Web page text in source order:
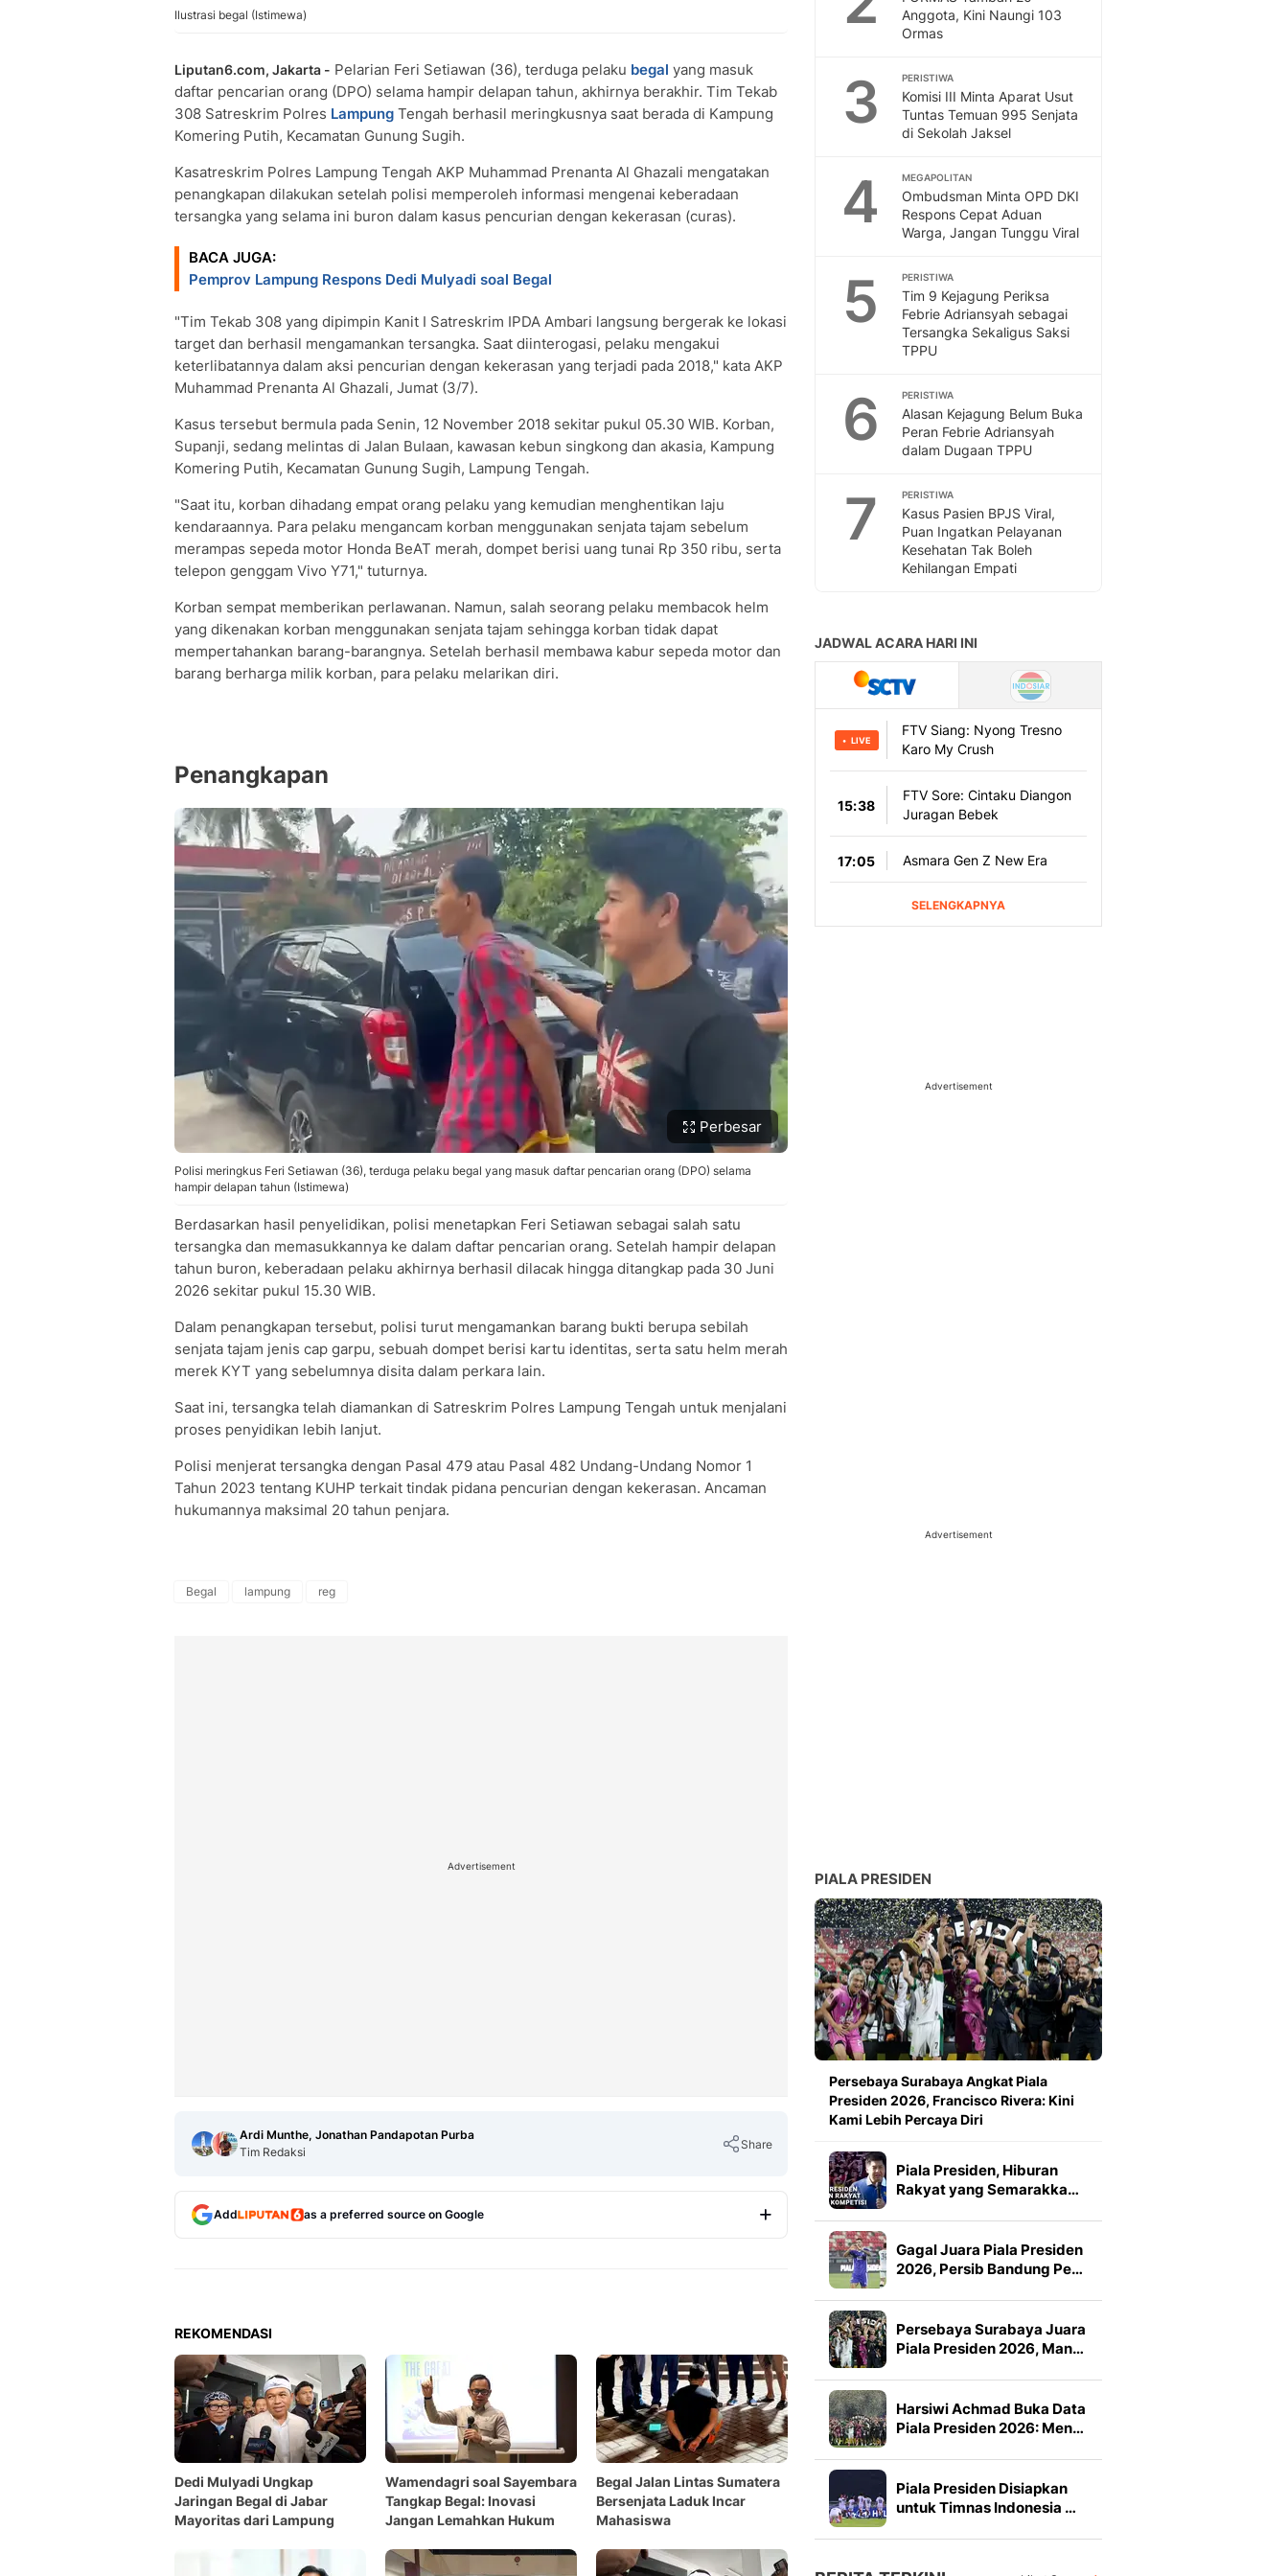
Ilustrasi begal (Istimewa)
Liputan6.com, Jakarta - Pelarian Feri Setiawan (36), terduga pelaku begal yang masuk
daftar pencarian orang (DPO) selama hampir delapan tahun, akhirnya berakhir. Tim Tekab
308 Satreskrim Polres Lampung Tengah berhasil meringkusnya saat berada di Kampung
Komering Putih, Kecamatan Gunung Sugih.
Kasatreskrim Polres Lampung Tengah AKP Muhammad Prenanta Al Ghazali mengatakan
penangkapan dilakukan setelah polisi memperoleh informasi mengenai keberadaan
tersangka yang selama ini buron dalam kasus pencurian dengan kekerasan (curas).
BACA JUGA:
Pemprov Lampung Respons Dedi Mulyadi soal Begal
"Tim Tekab 308 yang dipimpin Kanit I Satreskrim IPDA Ambari langsung bergerak ke lokasi
target dan berhasil mengamankan tersangka. Saat diinterogasi, pelaku mengakui
keterlibatannya dalam aksi pencurian dengan kekerasan yang terjadi pada 2018," kata AKP
Muhammad Prenanta Al Ghazali, Jumat (3/7).
Kasus tersebut bermula pada Senin, 12 November 2018 sekitar pukul 05.30 WIB. Korban,
Supanji, sedang melintas di Jalan Bulaan, kawasan kebun singkong dan akasia, Kampung
Komering Putih, Kecamatan Gunung Sugih, Lampung Tengah.
"Saat itu, korban dihadang empat orang pelaku yang kemudian menghentikan laju
kendaraannya. Para pelaku mengancam korban menggunakan senjata tajam sebelum
merampas sepeda motor Honda BeAT merah, dompet berisi uang tunai Rp 350 ribu, serta
telepon genggam Vivo Y71," tuturnya.
Korban sempat memberikan perlawanan. Namun, salah seorang pelaku membacok helm
yang dikenakan korban menggunakan senjata tajam sehingga korban tidak dapat
mempertahankan barang-barangnya. Setelah berhasil membawa kabur sepeda motor dan
barang berharga milik korban, para pelaku melarikan diri.
Penangkapan
Perbesar
Polisi meringkus Feri Setiawan (36), terduga pelaku begal yang masuk daftar pencarian orang (DPO) selama
hampir delapan tahun (Istimewa)
Berdasarkan hasil penyelidikan, polisi menetapkan Feri Setiawan sebagai salah satu
tersangka dan memasukkannya ke dalam daftar pencarian orang. Setelah hampir delapan
tahun buron, keberadaan pelaku akhirnya berhasil dilacak hingga ditangkap pada 30 Juni
2026 sekitar pukul 15.30 WIB.
Dalam penangkapan tersebut, polisi turut mengamankan barang bukti berupa sebilah
senjata tajam jenis cap garpu, sebuah dompet berisi kartu identitas, serta satu helm merah
merek KYT yang sebelumnya disita dalam perkara lain.
Saat ini, tersangka telah diamankan di Satreskrim Polres Lampung Tengah untuk menjalani
proses penyidikan lebih lanjut.
Polisi menjerat tersangka dengan Pasal 479 atau Pasal 482 Undang-Undang Nomor 1
Tahun 2023 tentang KUHP terkait tindak pidana pencurian dengan kekerasan. Ancaman
hukumannya maksimal 20 tahun penjara.
Begal lampung reg
Advertisement
Ardi Munthe, Jonathan Pandapotan Purba
Tim Redaksi
Share
Add as a preferred source on Google
REKOMENDASI
Dedi Mulyadi Ungkap
Jaringan Begal di Jabar
Mayoritas dari Lampung
Wamendagri soal Sayembara
Tangkap Begal: Inovasi
Jangan Lemahkan Hukum
Begal Jalan Lintas Sumatera
Bersenjata Laduk Incar
Mahasiswa
Anggota, Kini Naungi 103
Ormas
3 PERISTIWA
Komisi III Minta Aparat Usut
Tuntas Temuan 995 Senjata
di Sekolah Jaksel
4 MEGAPOLITAN
Ombudsman Minta OPD DKI
Respons Cepat Aduan
Warga, Jangan Tunggu Viral
5 PERISTIWA
Tim 9 Kejagung Periksa
Febrie Adriansyah sebagai
Tersangka Sekaligus Saksi
TPPU
6 PERISTIWA
Alasan Kejagung Belum Buka
Peran Febrie Adriansyah
dalam Dugaan TPPU
7 PERISTIWA
Kasus Pasien BPJS Viral,
Puan Ingatkan Pelayanan
Kesehatan Tak Boleh
Kehilangan Empati
Advertisement
Advertisement
PIALA PRESIDEN
Persebaya Surabaya Angkat Piala
Presiden 2026, Francisco Rivera: Kini
Kami Lebih Percaya Diri
Piala Presiden, Hiburan
Rakyat yang Semarakka…
Gagal Juara Piala Presiden
2026, Persib Bandung Pe…
Persebaya Surabaya Juara
Piala Presiden 2026, Man…
Harsiwi Achmad Buka Data
Piala Presiden 2026: Men…
Piala Presiden Disiapkan
untuk Timnas Indonesia …